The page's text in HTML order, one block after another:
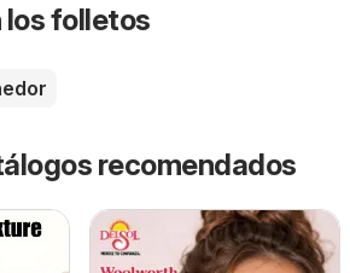
folletos
recomendados